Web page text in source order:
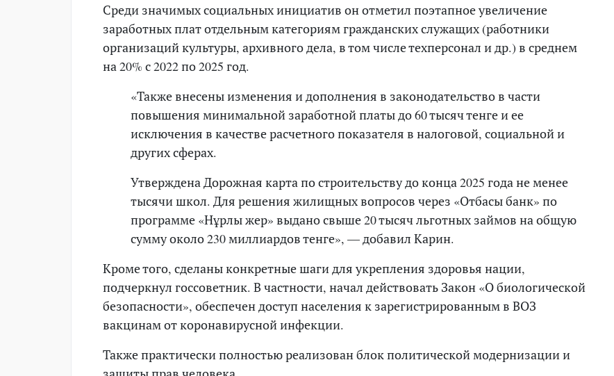
Среди значимых социальных инициатив он отметил поэтапное увеличение
заработных плат отдельным категориям гражданских служащих (работники
организаций культуры, архивного дела, в том числе техперсонал и др.) в среднем
на 20% с 2022 по 2025 год.
«Также внесены изменения и дополнения в законодательство в части
повышения минимальной заработной платы до 60 тысяч тенге и ее
исключения в качестве расчетного показателя в налоговой, социальной и
других сферах.
Утверждена Дорожная карта по строительству до конца 2025 года не менее
тысячи школ. Для решения жилищных вопросов через «Отбасы банк» по
программе «Нұрлы жер» выдано свыше 20 тысяч льготных займов на общую
сумму около 230 миллиардов тенге», — добавил Карин.
Кроме того, сделаны конкретные шаги для укрепления здоровья нации,
подчеркнул госсоветник. В частности, начал действовать Закон «О биологической
безопасности», обеспечен доступ населения к зарегистрированным в ВОЗ
вакцинам от коронавирусной инфекции.
Также практически полностью реализован блок политической модернизации и